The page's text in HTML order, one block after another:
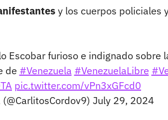
y los cuerpos policiales
Escobar furioso e indignado sobre
de #Venezuela #VenezuelaLibre
pic.twitter.com/vPn3xGFcd0
July 29, 2024